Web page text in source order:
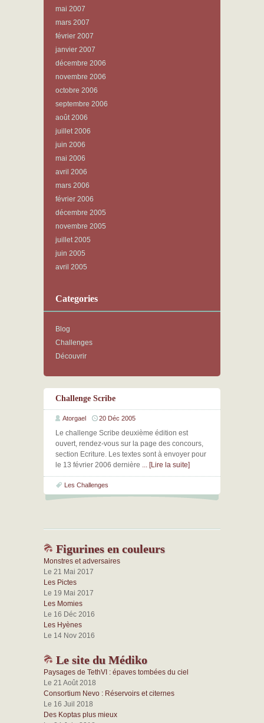
mai 2007
mars 2007
février 2007
janvier 2007
décembre 2006
novembre 2006
octobre 2006
septembre 2006
août 2006
juillet 2006
juin 2006
mai 2006
avril 2006
mars 2006
février 2006
décembre 2005
novembre 2005
juillet 2005
juin 2005
avril 2005
Categories
Blog
Challenges
Découvrir
Challenge Scribe
Atorgael 20 Déc 2005
Le challenge Scribe deuxième édition est
ouvert, rendez-vous sur la page des concours,
section Ecriture. Les textes sont à envoyer pour
le 13 février 2006 dernière ... [Lire la suite]
Les Challenges
Figurines en couleurs
Monstres et adversaires
Le 21 Mai 2017
Les Pictes
Le 19 Mai 2017
Les Momies
Le 16 Déc 2016
Les Hyènes
Le 14 Nov 2016
Le site du Médiko
Paysages de TethVI : épaves tombées du ciel
Le 21 Août 2018
Consortium Nevo : Réservoirs et citernes
Le 16 Juil 2018
Des Koptas plus mieux